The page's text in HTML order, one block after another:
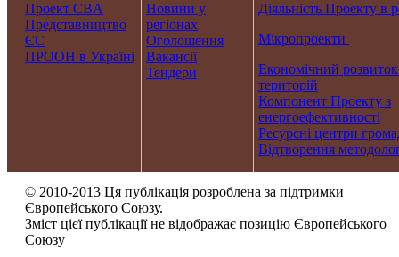
Проект CBA
Представництво
ЄС
ПРООН в Україні
Новини у
регіонах
Оголошення
Вакансії
Тендери
Діяльність Проекту в
Мікропроекти
Економічний розвиток
територій
Компонент Проекту з
енергоефективності
Ресурсні центри
Відтворення
© 2010-2013 Ця публікація розроблена за підтримки
Європейського Союзу.
Зміст цієї публікації не відображає позицію Європейського
Союзу